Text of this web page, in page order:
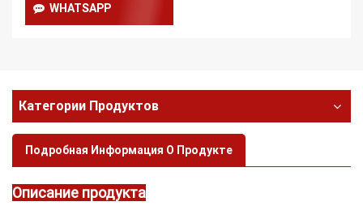
WHATSAPP
Категории Продуктов
Подробная Информация О Продукте
Описание продукта